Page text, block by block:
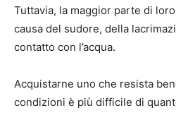
Tuttavia, la maggior parte di
causa del sudore, della
contatto con l’acqua.
Acquistarne uno che resista
condizioni è più difficile di